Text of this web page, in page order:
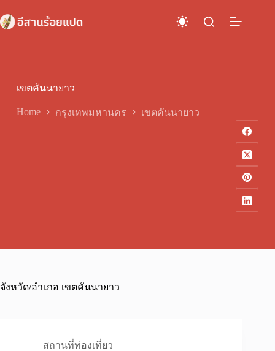
to
content
เขตคันนายาว
Home กรุงเทพมหานคร เขตคันนายาว
จังหวัด/อำเภอ เขตคันนายาว
สถานที่ท่องเที่ยว